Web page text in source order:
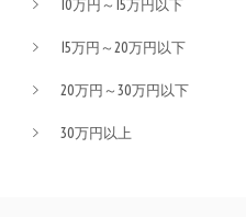
10万円～15万円以下
15万円～20万円以下
20万円～30万円以下
30万円以上